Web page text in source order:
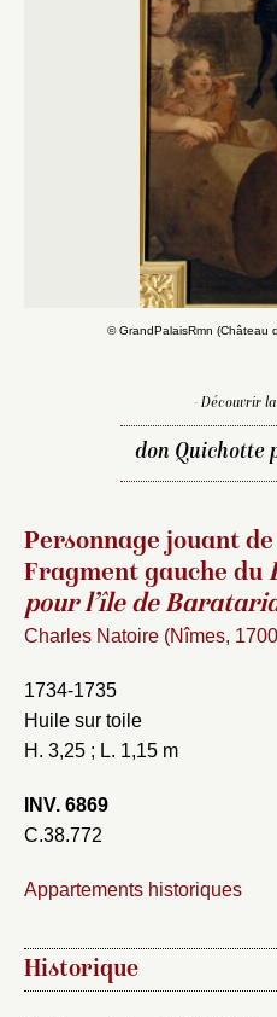
© GrandPalaisRmn (Château
- Découvrir
don Quichotte
Personnage jouant
Fragment gauche du
pour l’île de
Charles Natoire (Nîmes,
1734-1735
Huile sur toile
H. 3,25 ; L. 1,15 m
INV. 6869
C.38.772
Appartements historiques
Historique